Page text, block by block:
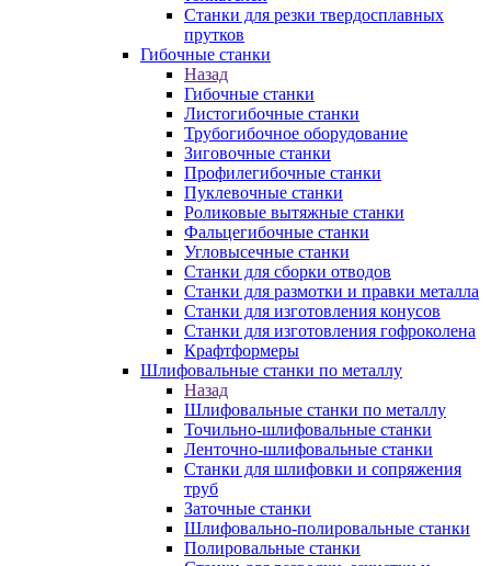
Станки для резки твердосплавных
прутков
Гибочные станки
Назад
Гибочные станки
Листогибочные станки
Трубогибочное оборудование
Зиговочные станки
Профилегибочные станки
Пуклевочные станки
Роликовые вытяжные станки
Фальцегибочные станки
Угловысечные станки
Станки для сборки отводов
Станки для размотки и правки металла
Станки для изготовления конусов
Станки для изготовления гофроколена
Крафтформеры
Шлифовальные станки по металлу
Назад
Шлифовальные станки по металлу
Точильно-шлифовальные станки
Ленточно-шлифовальные станки
Станки для шлифовки и сопряжения
труб
Заточные станки
Шлифовально-полировальные станки
Полировальные станки